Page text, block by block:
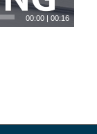
00:00 |00:16